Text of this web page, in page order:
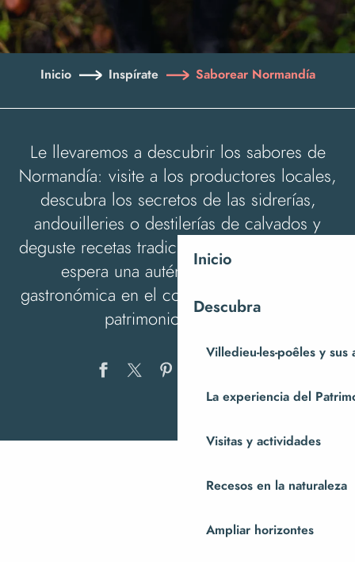
Inicio
Descubra
Villedieu-les-poêles y sus
La experiencia del
Visitas y actividades
Recesos en la naturaleza
Ampliar horizontes
Inicio Inspírate Saborear Normandía
Le llevaremos a descubrir los sabores de
Normandía: visite a los productores locales,
descubra los secretos de las sidrerías,
andouilleries o destilerías de calvados y
deguste recetas tradicionales normandas. Le
espera una auténtica experiencia
gastronómica en el corazón de nuestro rico
patrimonio culinario.
Ajouter
Descubrir Andouillerie de la
Visita al Domaine du Coquerel
Recetas locales